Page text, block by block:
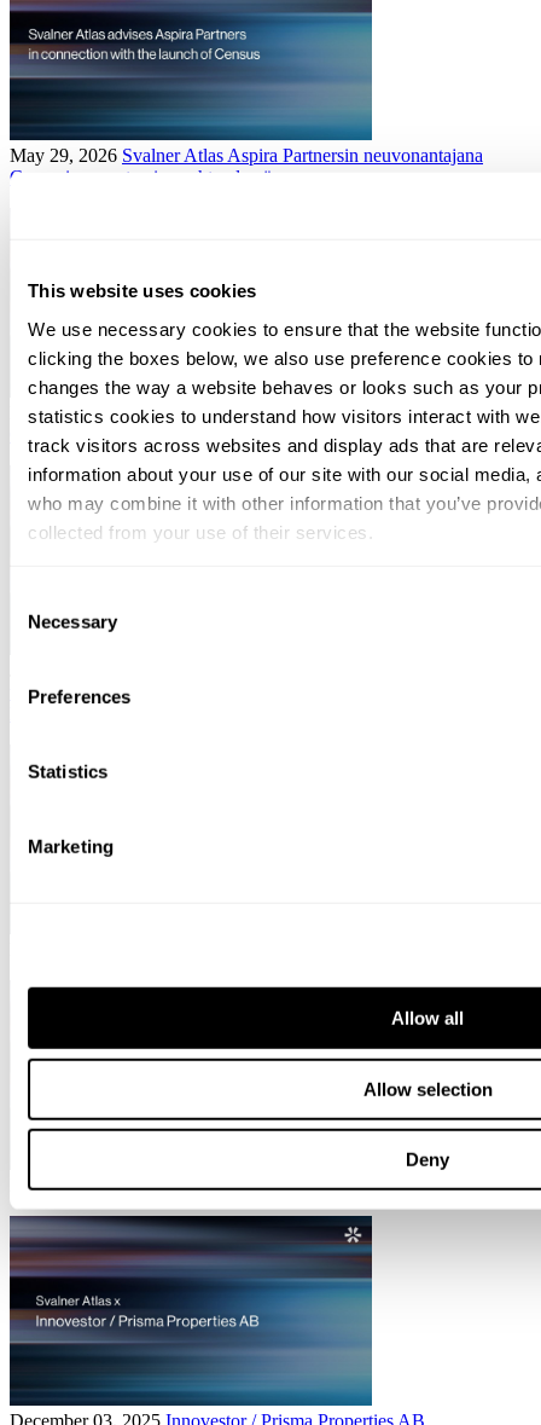
This website uses cookies
We use necessary cookies to ensure that the website
clicking the boxes below, we also use preference cookies
changes the way a website behaves or looks such as your
statistics cookies to understand how visitors interact with
track visitors across websites and display ads that are
information about your use of our site with our social
who may combine it with other information that you’ve
collected from your use of their services.
bottom of the webpage.
Selection
Necessary
Preferences
Statistics
Marketing
Allow all
Allow selection
Deny
May 29, 2026 Svalner Atlas Aspira Partnersin neuvonantajana
Censusin perustamisen yhteydessä
February 13, 2026Avustimme Medu Groupia Medifin Healthcare
Oy:n hankinnassa
taloudellisessa ja verotuksellisessa due diligencessä PCBI Oy:n
December 18, 2025Monterro / CRM-service Oy
December 03, 2025 Innovestor / Prisma Properties AB